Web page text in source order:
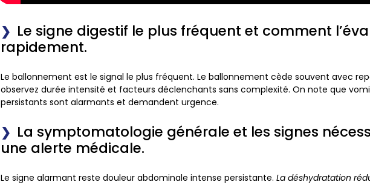
Le signe digestif le plus fréquent et comment
rapidement.
Le ballonnement est le signal le plus fréquent.Le ballonnement cède souvent avec
observez durée intensité et facteurs déclenchants sans complexité. On note que
persistants sont alarmants et demandent urgence.
La symptomatologie générale et les signes
une alerte médicale.
Le signe alarmant reste douleur abdominale intense persistante.La déshydratation